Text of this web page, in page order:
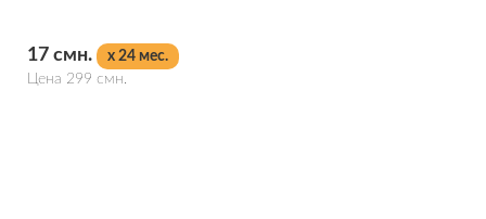
17 смн.
x 24 мес.
Цена 299 смн.